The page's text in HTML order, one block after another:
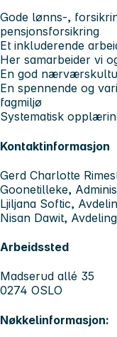
Gode lønns-,
pensjonsforsikring
Et inkluderende
Her samarbeider vi
En god
En spennende og
fagmiljø
Systematisk
Kontaktinformasjon
Gerd Charlotte
Goonetilleke,
Ljiljana Softic,
Nisan Dawit,
Arbeidssted
Madserud allé 35
0274 OSLO
Nøkkelinformasjon: